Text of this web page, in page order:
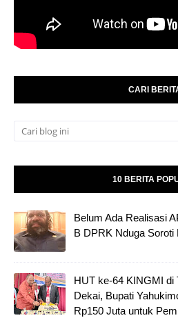
CARI
10 BERITA
Belum Ada Realisasi
B DPRK Nduga Soroti
HUT ke-64 KINGMI di
Dekai, Bupati
Rp150 Juta untuk